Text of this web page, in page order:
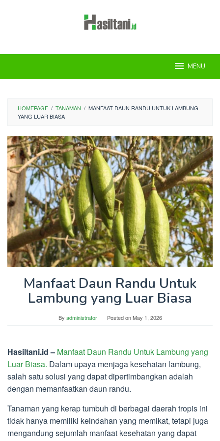
MENU
HOMEPAGE / TANAMAN / MANFAAT DAUN RANDU UNTUK LAMBUNG
YANG LUAR BIASA
Manfaat Daun Randu Untuk
Lambung yang Luar Biasa
By administrator Posted onMay 1, 2026
Hasiltani.id – Manfaat Daun Randu Untuk Lambung yang
Luar Biasa. Dalam upaya menjaga kesehatan lambung,
salah satu solusi yang dapat dipertimbangkan adalah
dengan memanfaatkan daun randu.
Tanaman yang kerap tumbuh di berbagai daerah tropis ini
tidak hanya memiliki keindahan yang memikat, tetapi juga
mengandung sejumlah manfaat kesehatan yang dapat